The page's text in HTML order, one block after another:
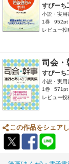
すぴーち
小説・実用
1巻
952pt
レビュー投
司会・
すぴーち
小説・実用
1巻
571pt
レビュー投
この作品をシェア